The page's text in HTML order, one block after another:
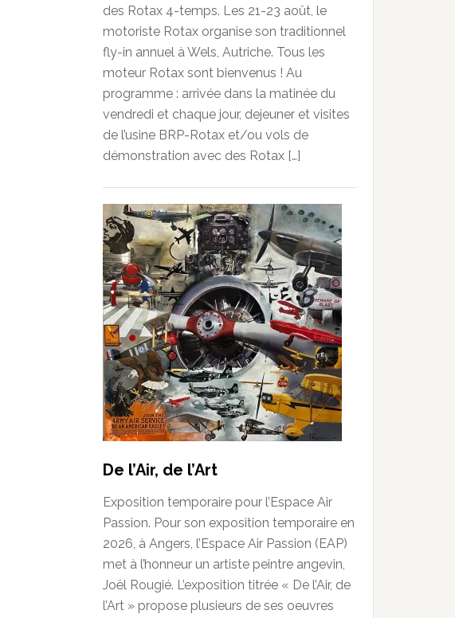
des Rotax 4-temps. Les 21-23 août, le
motoriste Rotax organise son traditionnel
fly-in annuel à Wels, Autriche. Tous les
moteur Rotax sont bienvenus ! Au
programme : arrivée dans la matinée du
vendredi et chaque jour, dejeuner et visites
de l’usine BRP-Rotax et/ou vols de
démonstration avec des Rotax […]
De l’Air, de l’Art
Exposition temporaire pour l’Espace Air
Passion. Pour son exposition temporaire en
2026, à Angers, l’Espace Air Passion (EAP)
met à l’honneur un artiste peintre angevin,
Joël Rougié. L’exposition titrée « De l’Air, de
l’Art » propose plusieurs de ses oeuvres